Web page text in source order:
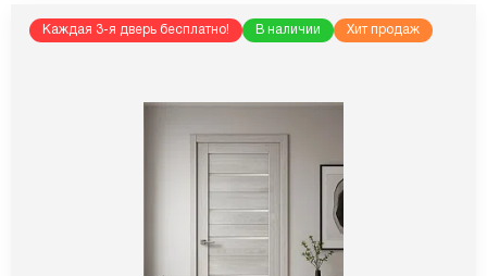
Каждая 3-я дверь бесплатно! В наличии Хит продаж